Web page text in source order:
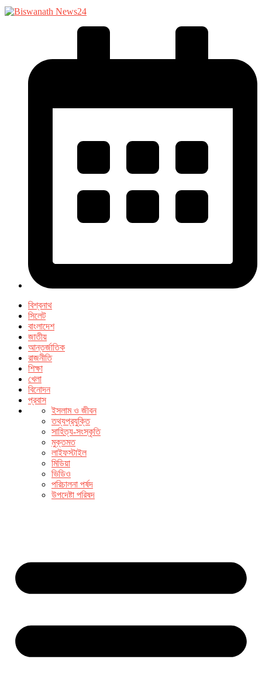
বিশ্বনাথ
সিলেট
বাংলাদেশ
জাতীয়
আন্তর্জাতিক
রাজনীতি
শিক্ষা
খেলা
বিনোদন
প্রবাস
ইসলাম ও জীবন
তথ্যপ্রযুক্তি
সাহিত্য-সংস্কৃতি
মুক্তমত
লাইফস্টাইল
মিডিয়া
ভিডিও
পরিচালনা পর্ষদ
উপদেষ্টা পরিষদ